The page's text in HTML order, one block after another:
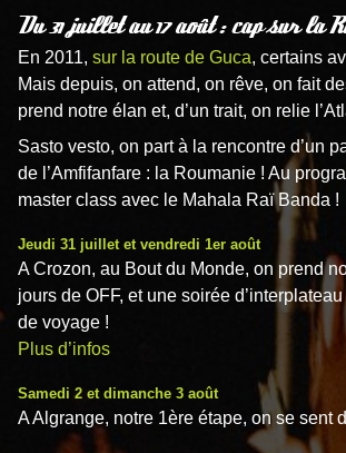
Du 31 juillet au 17 août : cap sur la
En 2011, sur la route de Guca, certains
Mais depuis, on attend, on rêve, on fait
prend notre élan et, d’un trait, on relie
Sasto vesto, on part à la rencontre d’un
de l’Amfifanfare : la Roumanie ! Au
master class avec le Mahala Raï Banda !
Jeudi 31 juillet et vendredi 1er août
A Crozon, au Bout du Monde, on prend
jours de OFF, et une soirée
de voyage !
Plus d’infos
Samedi 2 et dimanche 3 août
A Algrange, notre 1ère étape, on se sent